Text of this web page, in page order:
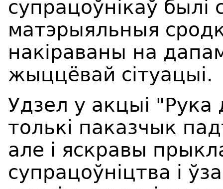
супрацоўнікаў
матэрыяльныя
накіраваны на
жыццёвай сітуацыі.
Удзел у акцыі "Рука
толькі паказчык
але і яскравы
супрацоўніцтва і